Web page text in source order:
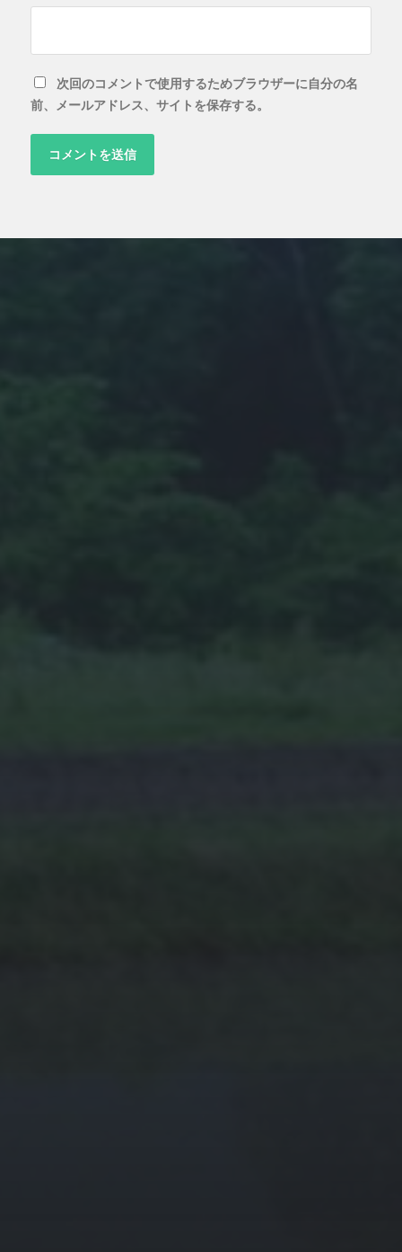
次回のコメントで使用するためブラウザーに自分の名
前、メールアドレス、サイトを保存する。